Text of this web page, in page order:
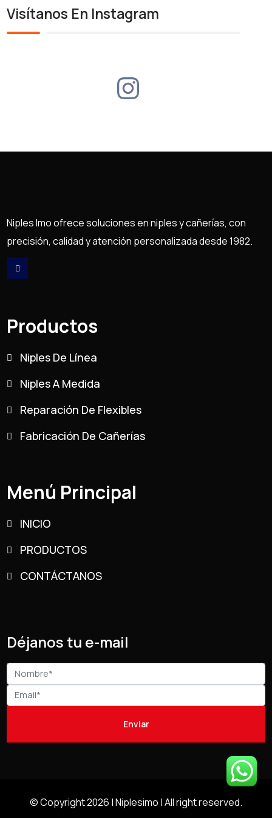
Visítanos En Instagram
Niples Imo ofrece soluciones en niples y cañerías, con
precisión, calidad y atención personalizada desde 1982.
Productos
Niples De Línea
Niples A Medida
Reparación De Flexibles
Fabricación De Cañerías
Menú Principal
INICIO
PRODUCTOS
CONTÁCTANOS
Déjanos tu e-mail
© Copyright 2026 |Niplesimo | All right reserved.